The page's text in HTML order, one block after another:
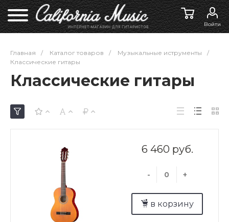
Войти
Главная / Каталог товаров / Музыкальные иструменты
/
Классические гитары
Классические гитары
6 460 руб.
- +
в корзину